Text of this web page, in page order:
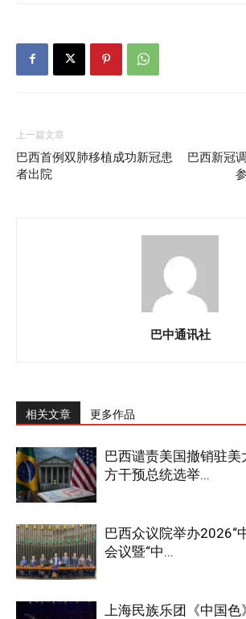
上一篇文章
巴西首例双肺移植成功新冠患
者出院
巴西新冠
巴中通讯社
相关文章 更多作品
巴西谴责美国撤销驻美
方干预总统选举...
巴西众议院举办2026“
会议暨“中...
上海民族乐团《中国